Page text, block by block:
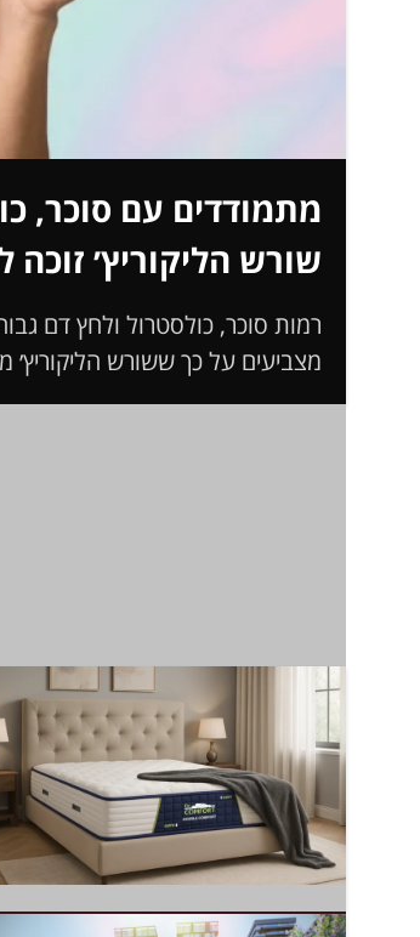
מתמודדים עם סוכר,
שורש הליקוריץ׳
רמות סוכר, כולסטרול ולחץ דם
מצביעים על כך ששורש הליקוריץ׳